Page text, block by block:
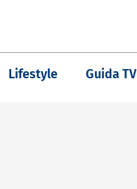
Lifestyle Guida TV